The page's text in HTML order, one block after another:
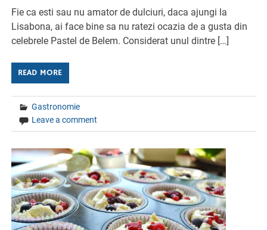
Fie ca esti sau nu amator de dulciuri, daca ajungi la
Lisabona, ai face bine sa nu ratezi ocazia de a gusta din
celebrele Pastel de Belem. Considerat unul dintre […]
READ MORE
Gastronomie
Leave a comment